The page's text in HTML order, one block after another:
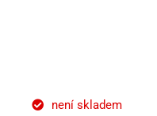
není skladem